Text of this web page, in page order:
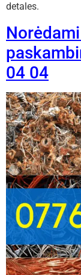
detales.
04 04